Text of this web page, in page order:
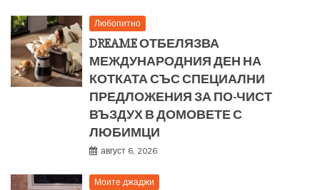
Любопитно
DREAME ОТБЕЛЯЗВА
МЕЖДУНАРОДНИЯ ДЕН НА
КОТКАТА СЪС СПЕЦИАЛНИ
ПРЕДЛОЖЕНИЯ ЗА ПО-ЧИСТ
ВЪЗДУХ В ДОМОВЕТЕ С
ЛЮБИМЦИ
август 6, 2026
Моите джаджи